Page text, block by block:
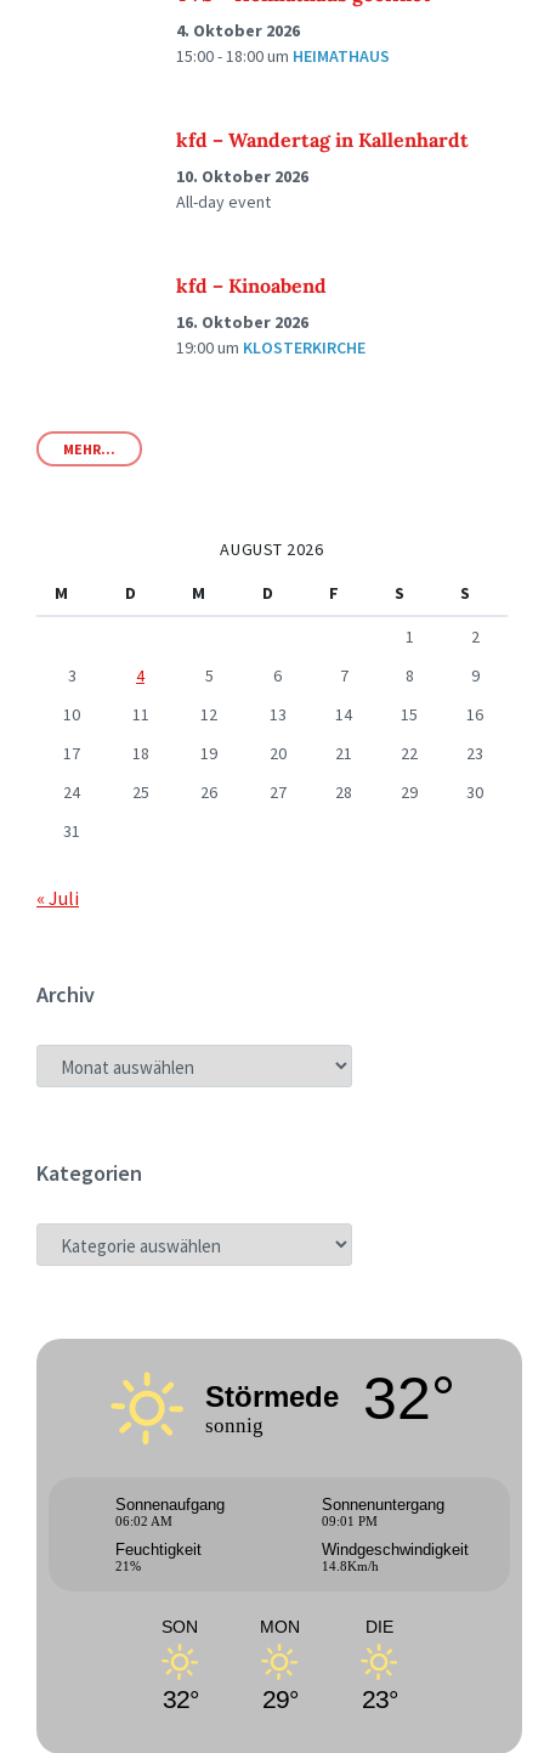
4. Oktober 2026
15:00 - 18:00um HEIMATHAUS
kfd – Wandertag in Kallenhardt
10. Oktober 2026
All-day event
kfd – Kinoabend
16. Oktober 2026
19:00um KLOSTERKIRCHE
MEHR...
AUGUST 2026
M
D M D F S
S
1
2
3
4 5 6 7 8
9
10
11 12 13 14 15
16
17
18 19 20 21 22
23
24
25 26 27 28 29
30
31
« Juli
Archiv
ARCHIV
Kategorien
KATEGORIEN
Störmede
sonnig 32°
Sonnenaufgang
06:02 AM
Sonnenuntergang
09:01 PM
Feuchtigkeit
21%
Windgeschwindigkeit
14.8Km/h
SON
32°
MON
29°
DIE
23°